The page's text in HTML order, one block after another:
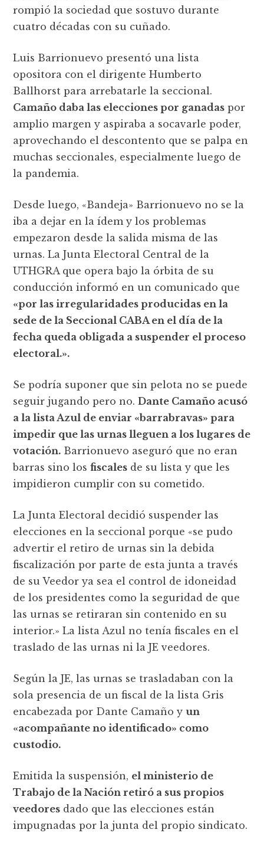
rompió la sociedad que sostuvo durante
cuatro décadas con su cuñado.
Luis Barrionuevo presentó una lista
opositora con el dirigente Humberto
Ballhorst para arrebatarle la seccional.
Camaño daba las elecciones por ganadas por
amplio margen y aspiraba a socavarle poder,
aprovechando el descontento que se palpa en
muchas seccionales, especialmente luego de
la pandemia.
Desde luego, «Bandeja» Barrionuevo no se la
iba a dejar en la ídem y los problemas
empezaron desde la salida misma de las
urnas. La Junta Electoral Central de la
UTHGRA que opera bajo la órbita de su
conducción informó en un comunicado que
«por las irregularidades producidas en la
sede de la Seccional CABA en el día de la
fecha queda obligada a suspender el proceso
electoral.».
Se podría suponer que sin pelota no se puede
seguir jugando pero no.Dante Camaño acusó
a la lista Azul de enviar «barrabravas» para
impedir que las urnas lleguen a los lugares de
votación. Barrionuevo aseguró que no eran
barras sino losfiscales de su lista y que les
impidieron cumplir con su cometido.
La Junta Electoral decidió suspender las
elecciones en la seccional porque «se pudo
advertir el retiro de urnas sin la debida
fiscalización por parte de esta junta a través
de su Veedor ya sea el control de idoneidad
de los presidentes como la seguridad de que
las urnas se retiraran sin contenido en su
interior.» La lista Azul no tenía fiscales en el
traslado de las urnas ni la JE veedores.
Según la JE, las urnas se trasladaban con la
sola presencia de un fiscal de la lista Gris
encabezada por Dante Camaño yun
«acompañante no identificado» como
custodio.
Emitida la suspensión, el ministerio de
Trabajo de la Nación retiró a sus propios
veedores dado que las elecciones están
impugnadas por la junta del propio sindicato.